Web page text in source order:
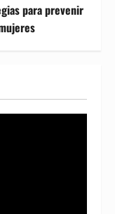
para prevenir